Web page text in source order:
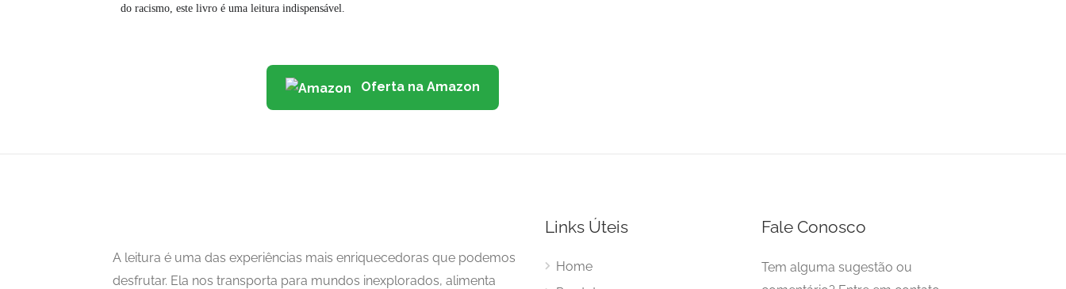
do racismo, este livro é uma leitura indispensável.
Oferta na Amazon
A leitura é uma das experiências mais enriquecedoras que podemos
desfrutar. Ela nos transporta para mundos inexplorados, alimenta
Links Úteis
Home
Fale Conosco
Tem alguma sugestão ou